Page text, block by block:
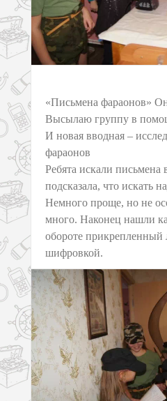
«Письмена фараонов»
Высылаю группу в
И новая вводная –
фараонов
Ребята искали письмена
подсказала, что искать
Немного проще, но не
много. Наконец нашли
обороте прикрепленный
шифровкой.